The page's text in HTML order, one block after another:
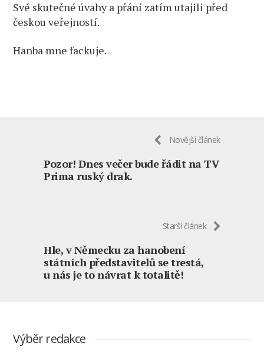
Své skutečné úvahy a přání zatím utajili před
českou veřejností.
Hanba mne fackuje.
Novější článek
Pozor! Dnes večer bude řádit na TV
Prima ruský drak.
Starší článek
Hle, v Německu za hanobení
státních představitelů se trestá,
u nás je to návrat k totalitě!
Výběr redakce